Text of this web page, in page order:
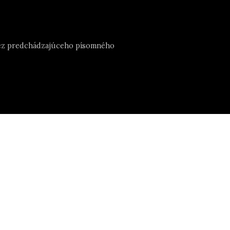
predchádzajúceho písomného